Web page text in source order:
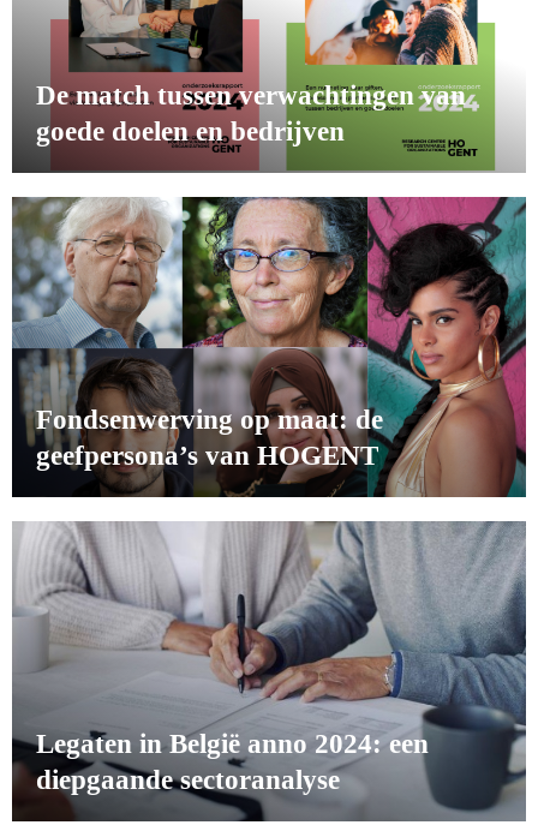
De match tussen verwachtingen van
goede doelen en bedrijven
Fondsenwerving op maat: de
geefpersona’s van HOGENT
Legaten in België anno 2024: een
diepgaande sectoranalyse